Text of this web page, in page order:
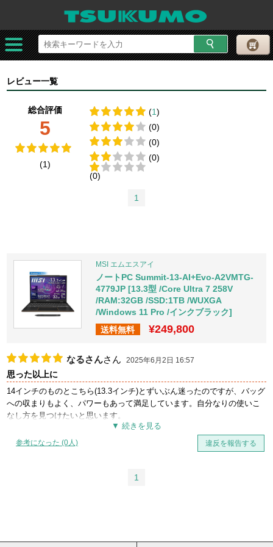
レビュー一覧
総合評価
5
(1)
(1)
(0)
(0)
(0)
(0)
1
MSI エムエスアイ
ノートPC Summit-13-AI+Evo-A2VMTG-
4779JP [13.3型 /Core Ultra 7 258V
/RAM:32GB /SSD:1TB /WUXGA
/Windows 11 Pro /インクブラック]
送料無料
¥249,800
なるさんさん 2025年6月2日 16:57
思った以上に
14インチのものとこちら(13.3インチ)とずいぶん迷ったのですが、バッグ
への収まりもよく、パワーもあって満足しています。自分なりの使いこ
なし方を見つけたいと思います。
参考になった (0人) 違反を報告する
1